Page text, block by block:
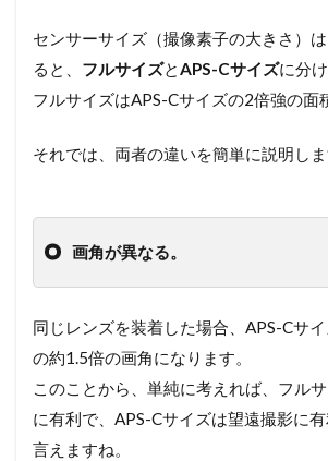
センサーサイズ（撮像素子の大きさ）
ると、 フルサイズと APS-Cサイズに分
フルサイズはAPS-Cサイズの2倍強の面
それでは、両者の違いを簡単に説明しま
画角が異なる。
同じレンズを装着した場合、APS-Cサ
の約1.5倍の画角になります。
このことから、単純に考えれば、フル
に有利で、APS-Cサイズは望遠撮影に
言えますね。